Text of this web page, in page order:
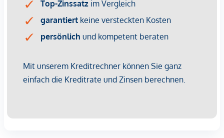
12.500,-) sowie einen 50-Zoll UHD-TV geschenkt. Details
und Bedingungen unter: www.winegg.at/kuechenaktion-
AUSSTATTUNG